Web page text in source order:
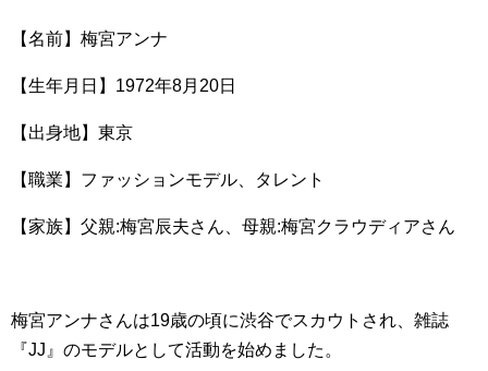
【名前】梅宮アンナ
【生年月日】1972年8月20日
【出身地】東京
【職業】ファッションモデル、タレント
【家族】父親:梅宮辰夫さん、母親:梅宮クラウディアさん
梅宮アンナさんは19歳の頃に渋谷でスカウトされ、雑誌
『JJ』のモデルとして活動を始めました。